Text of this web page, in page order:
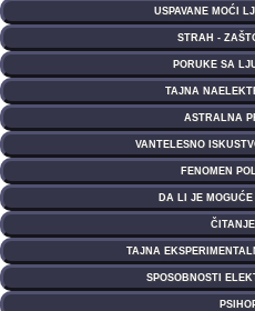
USPAVANE MOĆI
STRAH -
PORUKE SA
TAJNA
ASTRALNA
VANTELESNO
FENOMEN
DA LI JE
TAJNA
SPOSOBNOSTI